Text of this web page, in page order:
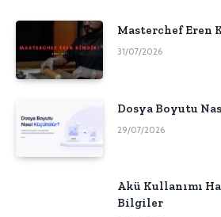
Masterchef Eren
31/07/2026
Dosya Boyutu
29/07/2026
Akü Kullanımı
Bilgiler